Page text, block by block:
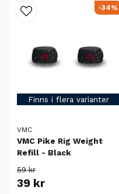
Finns i flera varianter
VMC
VMC Pike Rig Weight
Refill - Black
59 kr
39 kr
-34%